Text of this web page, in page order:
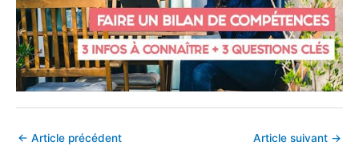
← Article précédent Article suivant →